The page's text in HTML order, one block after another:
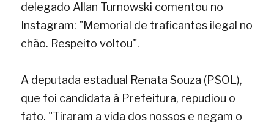
delegado Allan Turnowski comentou no
Instagram: "Memorial de traficantes ilegal no
chão. Respeito voltou".
A deputada estadual Renata Souza (PSOL),
que foi candidata à Prefeitura, repudiou o
fato. "Tiraram a vida dos nossos e negam o